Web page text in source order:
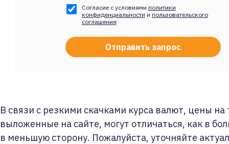
Согласие с условиями политики
конфиденциальности и пользовательского
соглашения
В связи с резкими скачками курса валют, цены на
выложенные на сайте, могут отличаться, как в
в меньшую сторону. Пожалуйста, уточняйте